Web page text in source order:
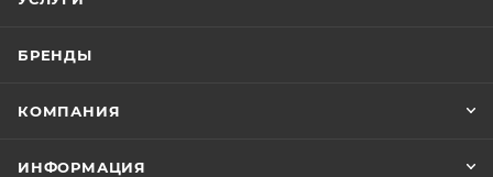
БРЕНДЫ
КОМПАНИЯ
ИНФОРМАЦИЯ